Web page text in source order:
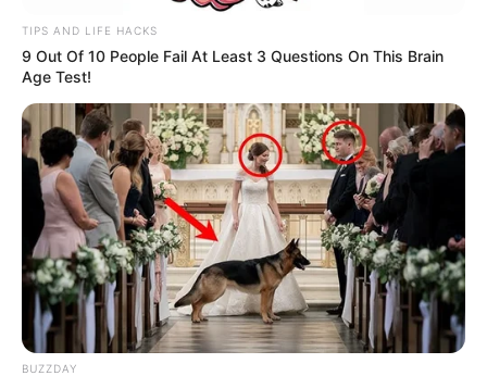
TIPS AND LIFE HACKS
9 Out Of 10 People Fail At Least 3 Questions On This Brain
Age Test!
BUZZDAY